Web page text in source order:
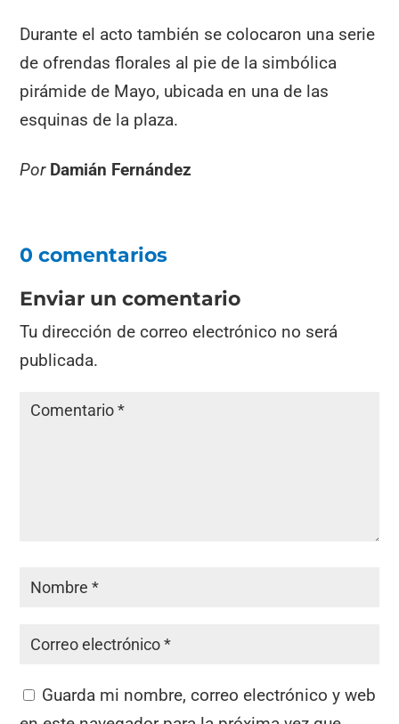
Durante el acto también se colocaron una serie
de ofrendas florales al pie de la simbólica
pirámide de Mayo, ubicada en una de las
esquinas de la plaza.
Por Damián Fernández
0 comentarios
Enviar un comentario
Tu dirección de correo electrónico no será
publicada.
Guarda mi nombre, correo electrónico y web